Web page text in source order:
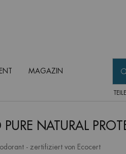
MAGAZIN
PURE NATURAL
- zertifiziert von Ecocert